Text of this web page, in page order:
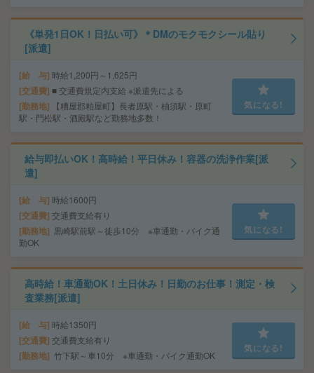
《単発1日OK！日払い可》＊DMのモクモクシール貼り
[派遣]
給 与 時給1,200円～1,625円
交通費 ■ 交通費規定内支給 ※派遣先による
勤務地
【糟屋郡粕屋町】長者原駅・柚須駅・原町
駅・門松駅・酒殿駅など勤務地多数！
気になる!
給与即払いOK！高時給！平日休み！容器の洗浄作業[派
遣]
給 与 時給1600円
交通費 交通費支給有り
勤務地
黒崎駅前駅～徒歩10分 ※車通勤・バイク通
勤OK
気になる!
高時給！車通勤OK！土日休み！日勤のお仕事！測定・検
査業務[派遣]
給 与 時給1350円
交通費 交通費支給有り
勤務地 竹下駅～車10分 ※車通勤・バイク通勤OK
気になる!